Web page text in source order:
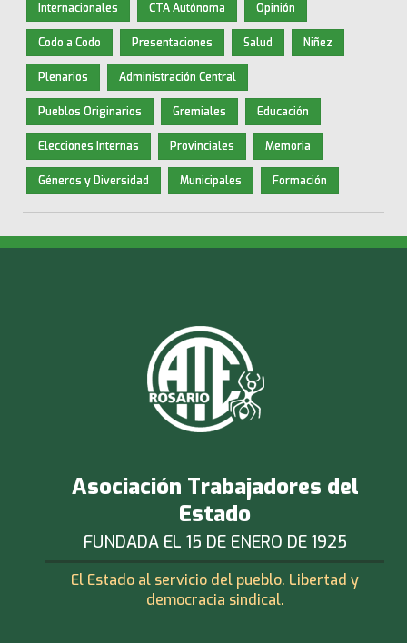
Internacionales CTA Autónoma Opinión
Codo a Codo Presentaciones Salud Niñez
Plenarios Administración Central
Pueblos Originarios Gremiales Educación
Elecciones Internas Provinciales Memoria
Géneros y Diversidad Municipales Formación
Asociación Trabajadores del
Estado
FUNDADA EL 15 DE ENERO DE 1925
El Estado al servicio del pueblo. Libertad y
democracia sindical.